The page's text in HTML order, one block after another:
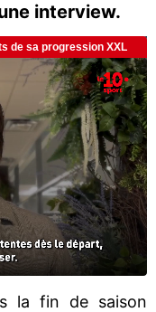
interview.
la fin de saison